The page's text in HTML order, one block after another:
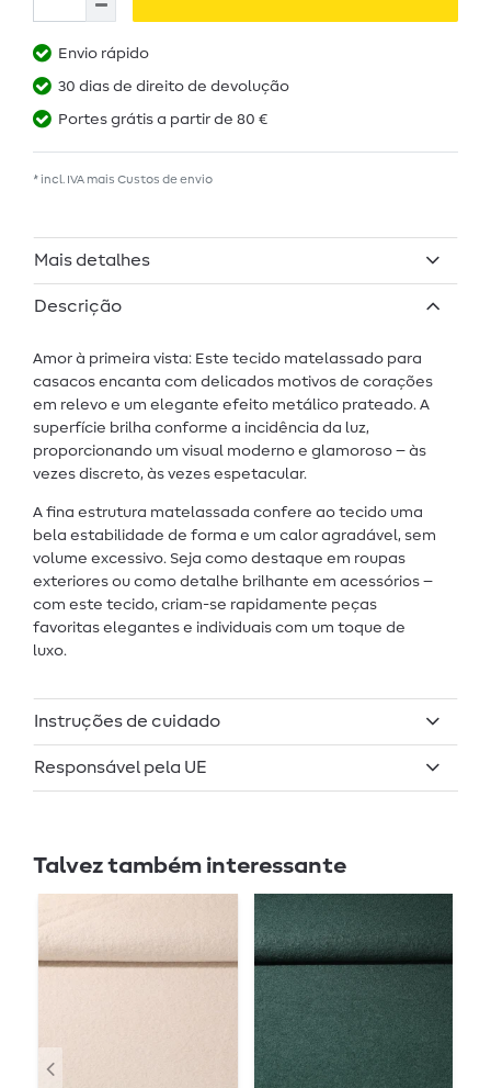
Envio rápido
30 dias de direito de devolução
Portes grátis a partir de 80 €
* incl. IVA mais Custos de envio
Mais detalhes
Descrição
Amor à primeira vista: Este tecido matelassado para
casacos encanta com delicados motivos de corações
em relevo e um elegante efeito metálico prateado. A
superfície brilha conforme a incidência da luz,
proporcionando um visual moderno e glamoroso – às
vezes discreto, às vezes espetacular.
A fina estrutura matelassada confere ao tecido uma
bela estabilidade de forma e um calor agradável, sem
volume excessivo. Seja como destaque em roupas
exteriores ou como detalhe brilhante em acessórios –
com este tecido, criam-se rapidamente peças
favoritas elegantes e individuais com um toque de
luxo.
Instruções de cuidado
Responsável pela UE
Talvez também interessante